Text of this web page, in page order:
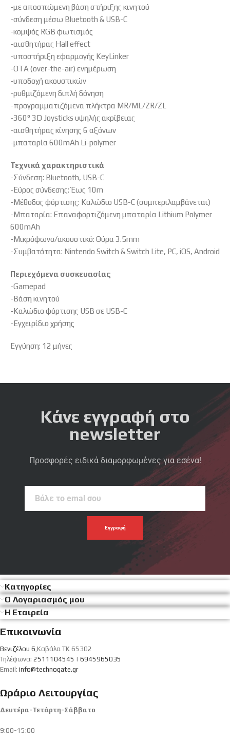
-με αποσπώμενη βάση στήριξης κινητού
-σύνδεση μέσω Bluetooth & USB-C
-κομψός RGB φωτισμός
-αισθητήρας Hall effect
-υποστήριξη εφαρμογής KeyLinker
-OTA (over-the-air) ενημέρωση
-υποδοχή ακουστικών
-ρυθμιζόμενη διπλή δόνηση
-προγραμματιζόμενα πλήκτρα MR/ML/ZR/ZL
-360° 3D Joysticks υψηλής ακρίβειας
-αισθητήρας κίνησης 6 αξόνων
-μπαταρία 600mAh Li-polymer
Τεχνικά χαρακτηριστικά
-Σύνδεση: Bluetooth, USB-C
-Εύρος σύνδεσης: Έως 10m
-Μέθοδος φόρτισης: Καλώδιο USB-C (συμπεριλαμβάνεται)
-Μπαταρία: Επαναφορτιζόμενη μπαταρία Lithium Polymer
600mAh
-Μικρόφωνο/ακουστικό: Θύρα 3.5mm
-Συμβατότητα: Nintendo Switch & Switch Lite, PC, iOS, Android
Περιεχόμενα συσκευασίας
-Gamepad
-Βάση κινητού
-Καλώδιο φόρτισης USB σε USB-C
-Εγχειρίδιο χρήσης
Εγγύηση: 12 μήνες
Κάνε εγγραφή στο
newsletter
Προσφορές ειδικά διαμορφωμένες για εσένα!
Κατηγορίες
Ο Λογαριασμός μου
Η Εταιρεία
Επικοινωνία
Βενιζέλου 6 ,Καβάλα ΤΚ 65302
Τηλέφωνα: 2511104545 | 6945965035
Email: info@technogate.gr
Ωράριο Λειτουργίας
Δευτέρα-Τετάρτη-Σάββατο
9:00-15:00